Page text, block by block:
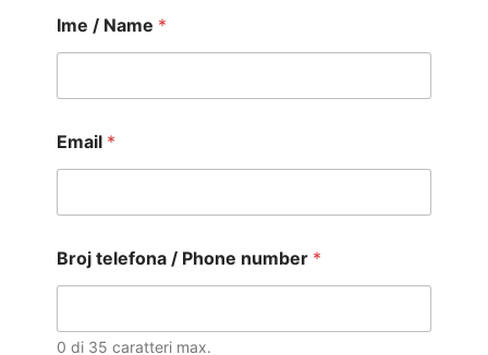
Ime / Name *
Email *
Broj telefona / Phone number *
0 di 35 caratteri max.